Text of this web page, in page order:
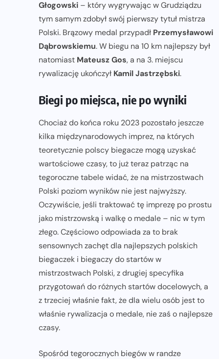
Głogowski – który wygrywając w Grudziądzu
tym samym zdobył swój pierwszy tytuł mistrza
Polski. Brązowy medal przypadł Przemysławowi
Dąbrowskiemu. W biegu na 10 km najlepszy był
natomiast Mateusz Gos, a na 3. miejscu
rywalizację ukończył Kamil Jastrzębski.
Biegi po miejsca, nie po wyniki
Chociaż do końca roku 2023 pozostało jeszcze
kilka międzynarodowych imprez, na których
teoretycznie polscy biegacze mogą uzyskać
wartościowe czasy, to już teraz patrząc na
tegoroczne tabele widać, że na mistrzostwach
Polski poziom wyników nie jest najwyższy.
Oczywiście, jeśli traktować tę imprezę po prostu
jako mistrzowską i walkę o medale – nic w tym
złego. Częściowo odpowiada za to brak
sensownych zachęt dla najlepszych polskich
biegaczek i biegaczy do startów w
mistrzostwach Polski, z drugiej specyfika
przygotowań do różnych startów docelowych, a
z trzeciej właśnie fakt, że dla wielu osób jest to
właśnie rywalizacja o medale, nie zaś o najlepsze
czasy.
Spośród tegorocznych biegów w randze